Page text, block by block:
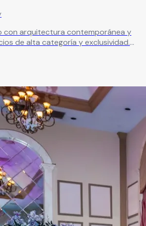
con arquitectura contemporánea y
de alta categoría y exclusividad.